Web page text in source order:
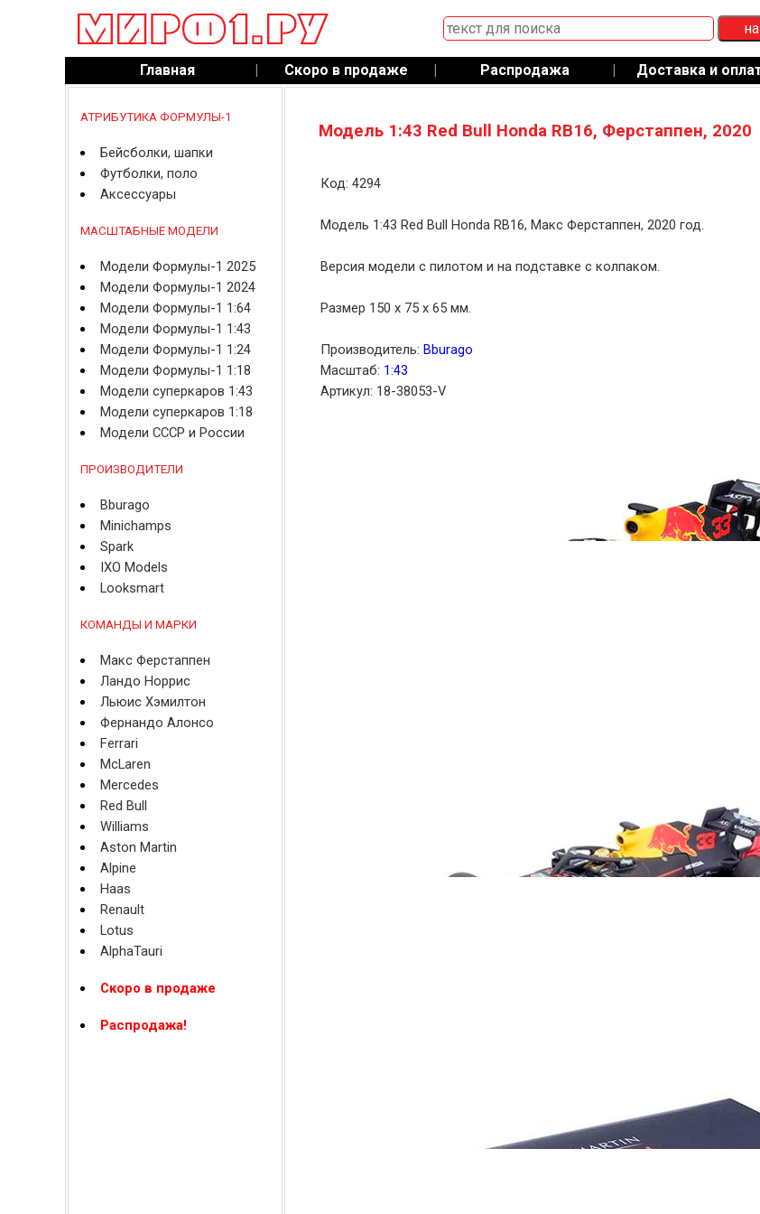
Главная | Скоро в продаже | Распродажа | Доставка и
АТРИБУТИКА ФОРМУЛЫ-1
Бейсболки, шапки
Футболки, поло
Аксессуары
МАСШТАБНЫЕ МОДЕЛИ
Модели Формулы-1 2025
Модели Формулы-1 2024
Модели Формулы-1 1:64
Модели Формулы-1 1:43
Модели Формулы-1 1:24
Модели Формулы-1 1:18
Модели суперкаров 1:43
Модели суперкаров 1:18
Модели СССР и России
ПРОИЗВОДИТЕЛИ
Bburago
Minichamps
Spark
IXO Models
Looksmart
КОМАНДЫ И МАРКИ
Макс Ферстаппен
Ландо Норрис
Льюис Хэмилтон
Фернандо Алонсо
Ferrari
McLaren
Mercedes
Red Bull
Williams
Aston Martin
Alpine
Haas
Renault
Lotus
AlphaTauri
Скоро в продаже
Распродажа!
Модель 1:43 Red Bull Honda RB16, Ферстаппен, 2020
Код: 4294
Модель 1:43 Red Bull Honda RB16, Макс Ферстаппен, 2020 год.
Версия модели с пилотом и на подставке с колпаком.
Размер 150 x 75 x 65 мм.
Производитель: Bburago
Масштаб: 1:43
Артикул: 18-38053-V